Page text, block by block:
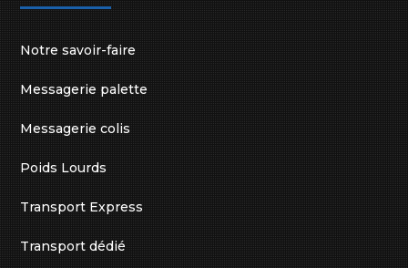
Notre savoir-faire
Messagerie palette
Messagerie colis
Poids Lourds
Transport Express
Transport dédié